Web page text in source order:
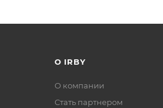
О IRBY
О компании
Стать партнером